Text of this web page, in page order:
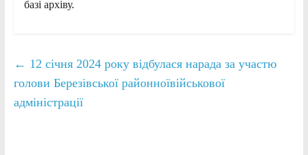
базі архіву.
← 12 січня 2024 року відбулася нарада за участю
голови Березівської районноївійськової
адміністрації